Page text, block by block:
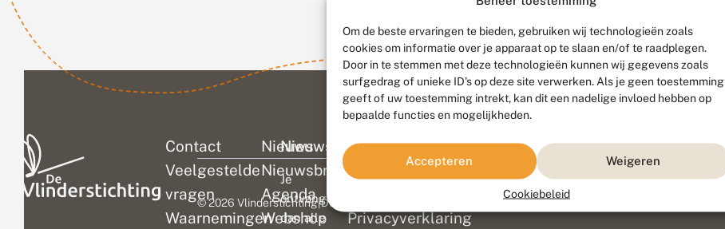
Om de beste ervaringen te bieden, gebruiken wij technologieën zoals
cookies om informatie over je apparaat op te slaan en/of te raadplegen.
Door in te stemmen met deze technologieën kunnen wij gegevens zoals
surfgedrag of unieke ID's op deze site verwerken. Als je geen toestemming
geeft of uw toestemming intrekt, kan dit een nadelige invloed hebben op
bepaalde functies en mogelijkheden.
Accepteren Weigeren
Cookiebeleid
Contact
Veelgestelde
vragen
Waarnemingen
Nieuws
Nieuwsbrief
Agenda
Webshop
Colofon
Disclaimer
Privacyverklaring
Nieuwsbrief
Je
ontvangt
dan alle
© 2026 Vlinderstichting|Duurzaam ontwikkeld door Go2People, ontworpen door